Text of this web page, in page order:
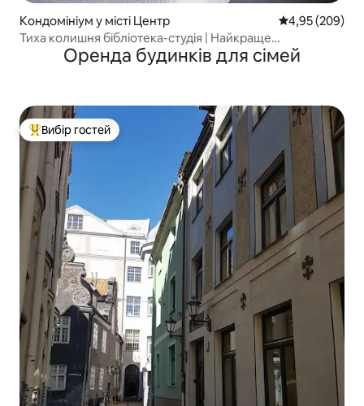
Кондомініум у місті Центр Середня
4,95 (209)
Тиха колишня бібліотека-студія | Найкраще
розташування в Ризі
Оренда будинків для сімей
Топ вибір гостей
Вибір гостей